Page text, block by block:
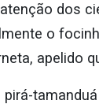
dos
o
apelido